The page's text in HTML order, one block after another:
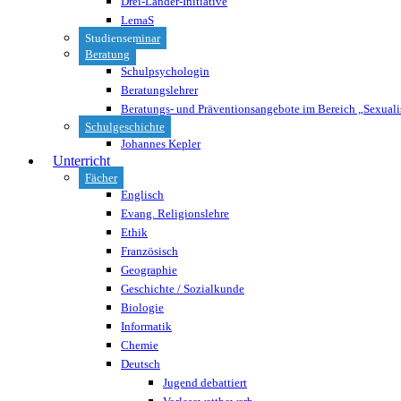
LemaS
Studienseminar
Beratung
Schulpsychologin
Beratungslehrer
Beratungs- und Präventionsangebote im Bereich
Schulgeschichte
Johannes Kepler
Unterricht
Fächer
Englisch
Evang. Religionslehre
Ethik
Französisch
Geographie
Geschichte / Sozialkunde
Biologie
Informatik
Chemie
Deutsch
Jugend debattiert